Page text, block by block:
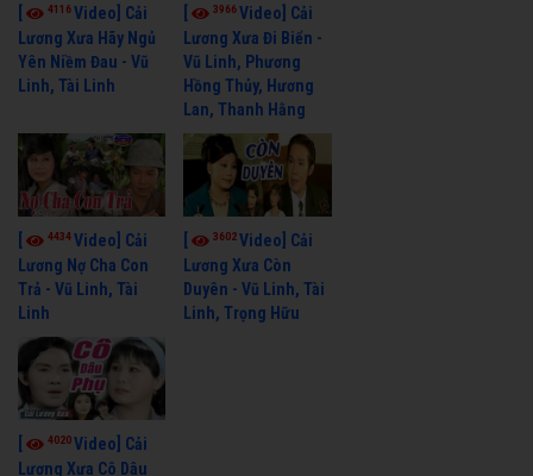
4116Video] Cải
Lương Xưa Hãy Ngủ
Yên Niềm Đau - Vũ
Linh, Tài Linh
3966Video] Cải
Lương Xưa Đi Biển -
Vũ Linh, Phương
Hồng Thủy, Hương
Lan, Thanh Hằng
4434Video] Cải
Lương Nợ Cha Con
Trả - Vũ Linh, Tài
Linh
3602Video] Cải
Lương Xưa Còn
Duyên - Vũ Linh, Tài
Linh, Trọng Hữu
[ 4020Video] Cải
Lương Xưa Cô Dâu